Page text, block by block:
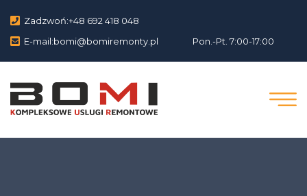
Zadzwoń:+48 692 418 048
E-mail:bomi@bomiremonty.pl Pon.-Pt. 7:00-17:00